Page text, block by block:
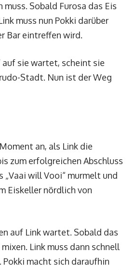
Sobald Furosa das Eis
muss nun Pokki darüber
Bar eintreffen wird.
auf sie wartet, scheint sie
Stadt. Nun ist der Weg
an, als Link die
zum erfolgreichen Abschluss
„Vaai will Vooi“ murmelt und
Eiskeller nördlich von
auf Link wartet. Sobald das
Link muss dann schnell
Pokki macht sich daraufhin